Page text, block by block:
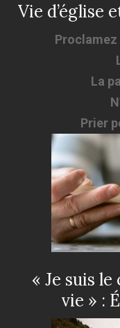
Vie d’église
Proclamez
La
Prier
« Je suis
vie » :